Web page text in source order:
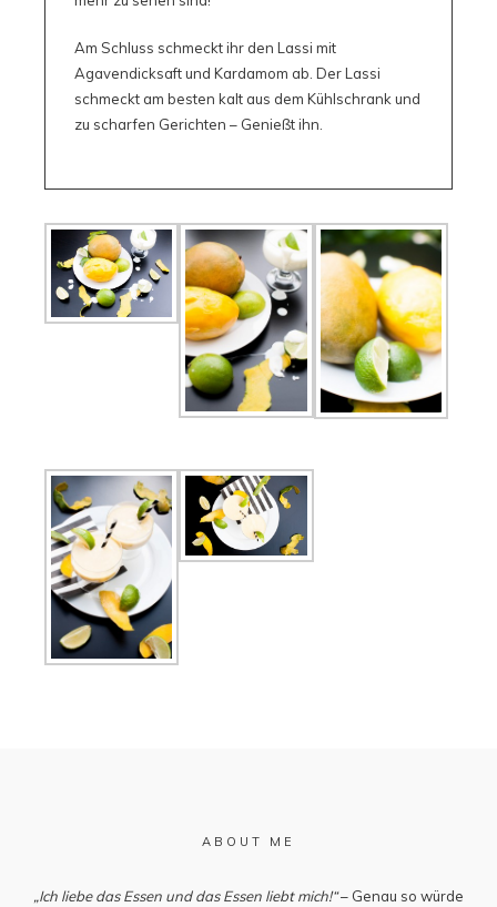
Am Schluss schmeckt ihr den Lassi mit
Agavendicksaft und Kardamom ab. Der Lassi
schmeckt am besten kalt aus dem Kühlschrank und
zu scharfen Gerichten – Genießt ihn.
ABOUT ME
„Ich liebe das Essen und das Essen liebt mich!“– Genau so würde